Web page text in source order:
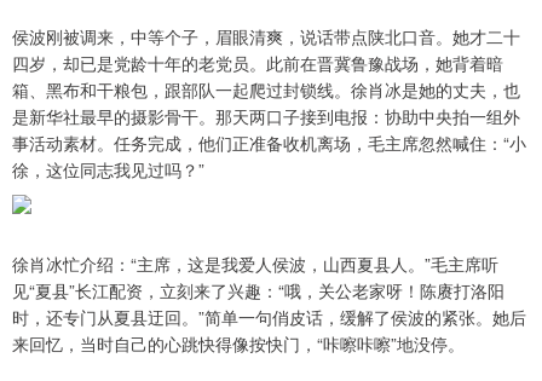
侯波刚被调来，中等个子，眉眼清爽，说话带点陕北口音。她才二十
四岁，却已是党龄十年的老党员。此前在晋冀鲁豫战场，她背着暗
箱、黑布和干粮包，跟部队一起爬过封锁线。徐肖冰是她的丈夫，也
是新华社最早的摄影骨干。那天两口子接到电报：协助中央拍一组外
事活动素材。任务完成，他们正准备收机离场，毛主席忽然喊住：“小
徐，这位同志我见过吗？”
徐肖冰忙介绍：“主席，这是我爱人侯波，山西夏县人。”毛主席听
见“夏县”长江配资，立刻来了兴趣：“哦，关公老家呀！陈赓打洛阳
时，还专门从夏县迂回。”简单一句俏皮话，缓解了侯波的紧张。她后
来回忆，当时自己的心跳快得像按快门，“咔嚓咔嚓”地没停。